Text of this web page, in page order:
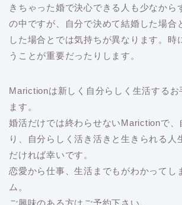
きちゃった婚で決心できる人も少なから
の中ですが、自分で決めて結婚した場合
した場合とでは気持ちが異なります。時
うことが重要だったりします。
Marictionは新しく自分らしく生活するお
ます。
婚活だけでは終わらせないMarictionで、
り、自分らしく活き活きと生きられる人
だければ幸いです。
恋愛から仕事、生活までもがわかってし
ム。
ご興味のある方はご予約下さい。